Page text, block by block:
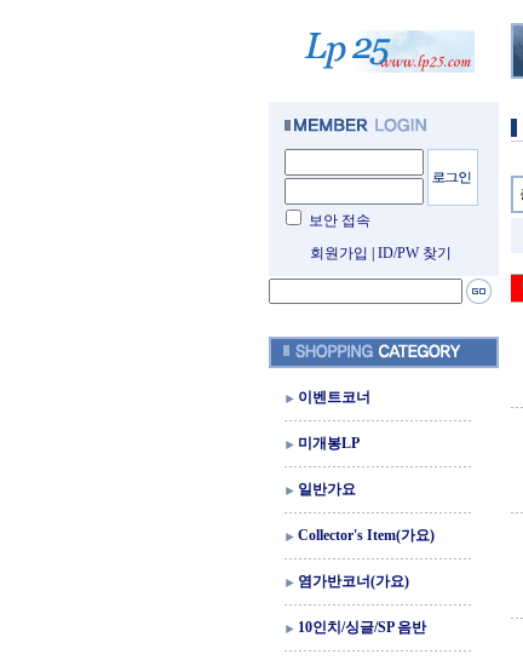
보안 접속
회원가입
ID/PW 찾기
이벤트코너
미개봉LP
일반가요
Collector's Item(가요)
염가반코너(가요)
10인치/싱글/SP 음반